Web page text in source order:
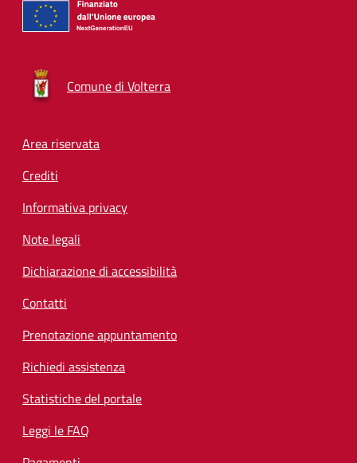
Comune di Volterra
Footer menu
Area riservata
Crediti
Informativa privacy
Note legali
Dichiarazione di accessibilità
Contatti
Prenotazione appuntamento
Richiedi assistenza
Statistiche del portale
Leggi le FAQ